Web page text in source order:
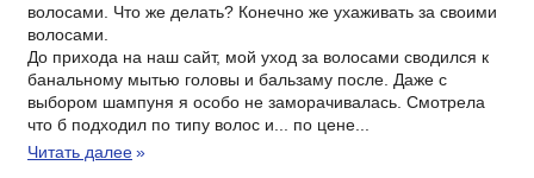
волосами. Что же делать? Конечно же ухаживать за своими
волосами.
До прихода на наш сайт, мой уход за волосами сводился к
банальному мытью головы и бальзаму после. Даже с
выбором шампуня я особо не заморачивалась. Смотрела
что б подходил по типу волос и... по цене...
Читать далее»